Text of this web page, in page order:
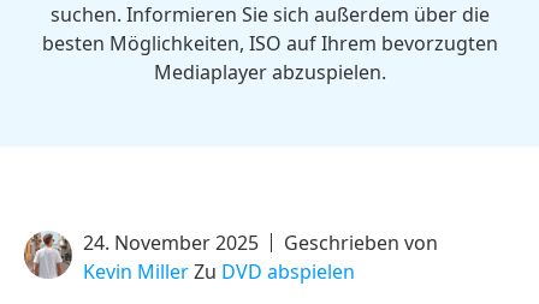
suchen. Informieren Sie sich außerdem über die
besten Möglichkeiten, ISO auf Ihrem bevorzugten
Mediaplayer abzuspielen.
24. November 2025
Geschrieben von
Kevin MillerZu DVD abspielen